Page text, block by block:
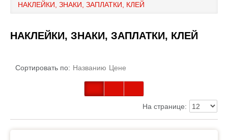
Новости и акции
НАКЛЕЙКИ, ЗНАКИ, ЗАПЛАТКИ, КЛЕЙ
НАКЛЕЙКИ, ЗНАКИ, ЗАПЛАТКИ, КЛЕЙ
Сортировать по: Названию Цене
На странице: